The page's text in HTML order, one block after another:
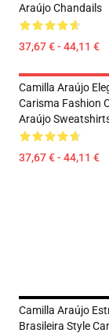
Araújo Chandails
37,67 € - 44,11 €
Camilla Araújo
Carisma Fashion
Araújo
37,67 € - 44,11 €
Camilla Araújo
Brasileira Style